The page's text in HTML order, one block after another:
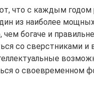
что с каждым годом
из наиболее
богаче и
со сверстниками и
о своевременном